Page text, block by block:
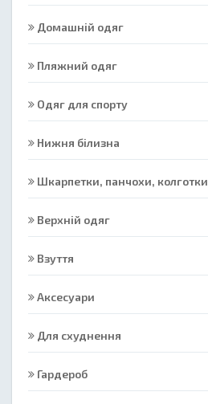
Домашній одяг
Пляжний одяг
Одяг для спорту
Нижня білизна
Шкарпетки, панчохи, колготки
Верхній одяг
Взуття
Аксесуари
Для схуднення
Гардероб